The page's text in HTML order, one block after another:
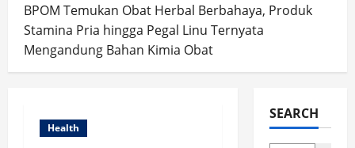
BPOM Temukan Obat Herbal Berbahaya, Produk
Stamina Pria hingga Pegal Linu Ternyata
Mengandung Bahan Kimia Obat
Health
SEARCH